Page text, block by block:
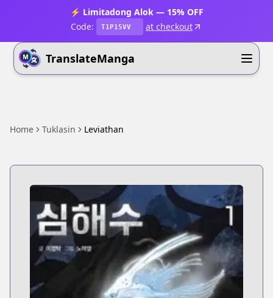
⚡ Limitadong Alok — 15% OFF
Code:
T1P15VV at checkout
TranslateManga
Home Tuklasin Leviathan